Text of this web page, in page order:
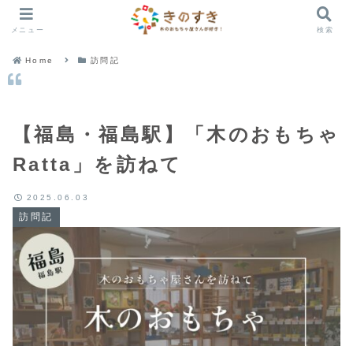
Home 訪問記
【福島・福島駅】「木のおもちゃ
Ratta」を訪ねて
訪問記
2025.06.03
メニュー 検索